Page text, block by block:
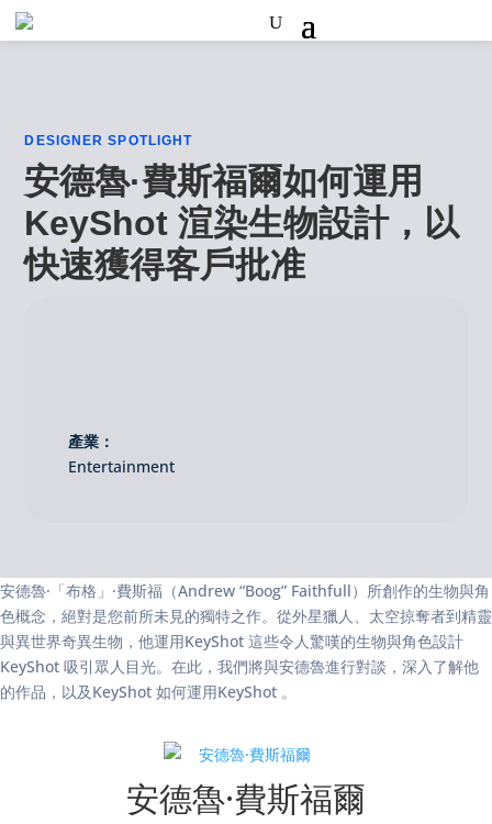
DESIGNER SPOTLIGHT
安德魯·費斯福爾如何運用
KeyShot 渲染生物設計，以
快速獲得客戶批准
產業：
Entertainment
安德魯·「布格」·費斯福（Andrew “Boog” Faithfull）所創作的生物與角
色概念，絕對是您前所未見的獨特之作。從外星獵人、太空掠奪者到精靈
與異世界奇異生物，他運用KeyShot 這些令人驚嘆的生物與角色設計
KeyShot 吸引眾人目光。在此，我們將與安德魯進行對談，深入了解他
的作品，以及KeyShot 如何運用KeyShot 。
安德魯·費斯福爾